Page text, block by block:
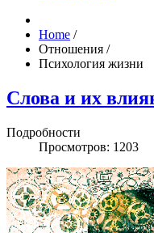
Home /
Отношения /
Психология жизни
Слова и их
Подробности
Просмотров: 1203